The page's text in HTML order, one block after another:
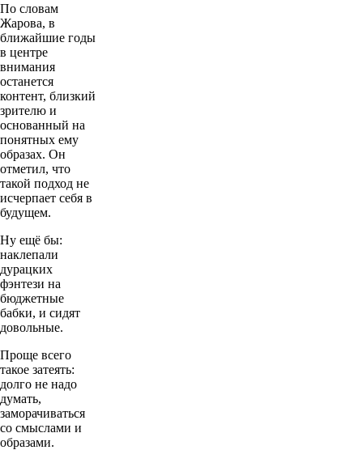
По словам
Жарова, в
ближайшие годы
в центре
внимания
останется
контент, близкий
зрителю и
основанный на
понятных ему
образах. Он
отметил, что
такой подход не
исчерпает себя в
будущем.
Ну ещё бы:
наклепали
дурацких
фэнтези на
бюджетные
бабки, и сидят
довольные.
Проще всего
такое затеять:
долго не надо
думать,
заморачиваться
со смыслами и
образами.